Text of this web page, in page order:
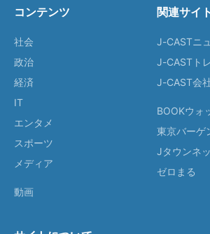
コンテンツ
社会
政治
経済
IT
エンタメ
スポーツ
メディア
動画
関連サイト
J-CASTニ
J-CASTト
J-CAST会
BOOKウォ
東京バーゲ
Jタウンネ
ゼロまる